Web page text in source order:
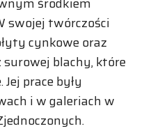
swojej twórczości
cynkowe oraz
blachy, które
prace były
i w galeriach w